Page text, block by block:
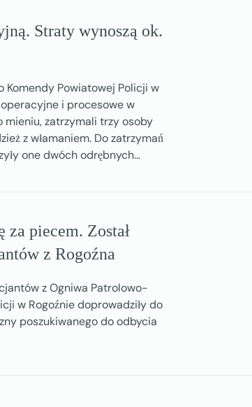
Straty wynoszą ok.
Komendy Powiatowej Policji w
i procesowe w
zatrzymali trzy osoby
z włamaniem. Do zatrzymań
one dwóch odrębnych…
za piecem. Został
z Rogoźna
z Ogniwa Patrolowo-
w Rogoźnie doprowadziły do
poszukiwanego do odbycia